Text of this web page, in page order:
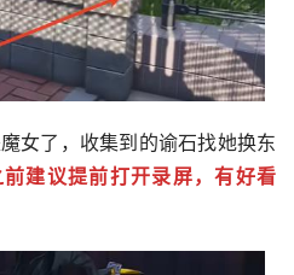
女了，收集到的谕石找她换东
建议提前打开录屏，有好看